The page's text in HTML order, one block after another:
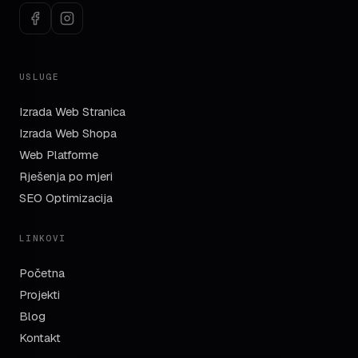
USLUGE
Izrada Web Stranica
Izrada Web Shopa
Web Platforme
Rješenja po mjeri
SEO Optimizacija
LINKOVI
Početna
Projekti
Blog
Kontakt